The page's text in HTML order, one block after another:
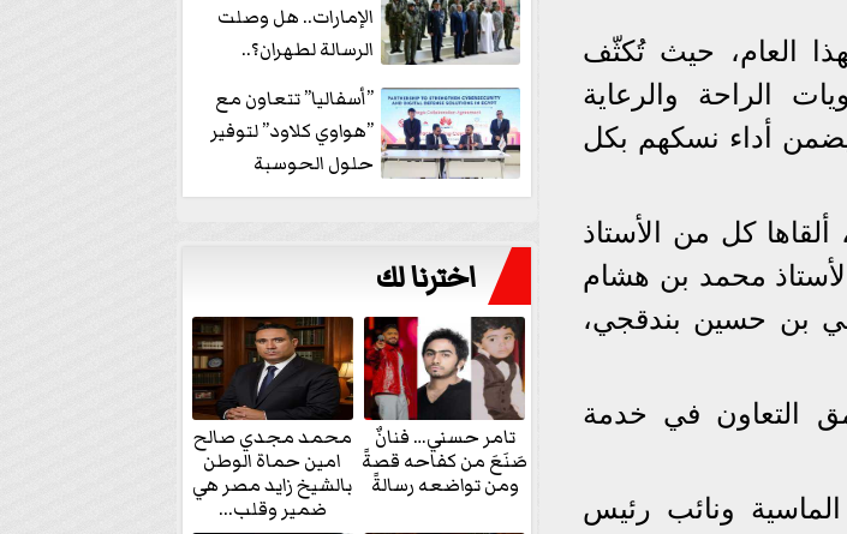
العام، حيث تُكثّف
الراحة والرعاية
يضمن أداء نسكهم بكل
كل من الأستاذ
محمد بن هشام
بن حسين بندقجي،
التعاون في خدمة
ونائب رئيس
الإمارات.. هل وصلت
الرسالة لطهران؟..
”ماعت جروب” تُجيب؟
|...
”أسفاليا” تتعاون مع
”هواوي كلاود” لتوفير
حلول الحوسبة
السحابية والأمن
اخترنا لك
تامر حسني… فنانٌ
صَنَعَ من كفاحه قصةً
ومن تواضعه رسالةً
محمد مجدي صالح
امين حماة الوطن
بالشيخ زايد مصر هي
ضمير وقلب...